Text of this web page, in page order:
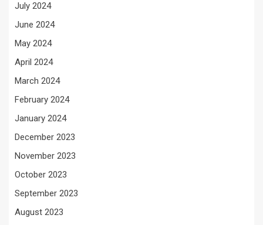
July 2024
June 2024
May 2024
April 2024
March 2024
February 2024
January 2024
December 2023
November 2023
October 2023
September 2023
August 2023